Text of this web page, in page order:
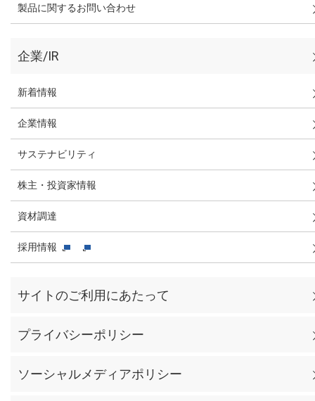
製品に関するお問い合わせ
企業/IR
新着情報
企業情報
サステナビリティ
株主・投資家情報
資材調達
採用情報
サイトのご利用にあたって
プライバシーポリシー
ソーシャルメディアポリシー